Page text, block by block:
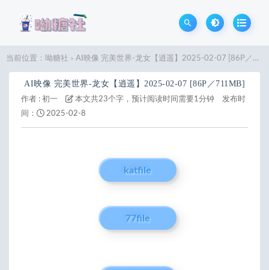
当前位置： 呦糖社 > AI映像 完美世界-龙女【逍遥】2025-02-07 [86P／711MB]
AI映像 完美世界-龙女【逍遥】2025-02-07 [86P／711MB]
作者 : 初一 本文共23个字，预计阅读时间需要1分钟
发布时
间：
2025-02-8
katfile
77file